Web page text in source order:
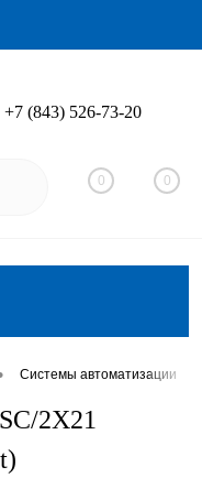
Вход
+7 (843) 526-73-20
0 0
Системы автоматизации
2X21